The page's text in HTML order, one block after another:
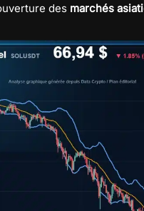
des marchés